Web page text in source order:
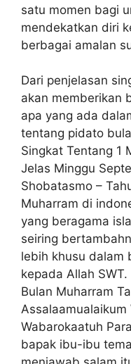
satu momen bagi
mendekatkan diri
berbagai amalan
Dari penjelasan
akan memberikan
apa yang ada
tentang pidato
Singkat Tentang 1
Jelas Minggu
Shobatasmo –
Muharram di
yang beragama
seiring
lebih khusu dalam
kepada Allah
Bulan Muharram
Assalaamualaikum
Wabarokaatuh
bapak ibu-ibu